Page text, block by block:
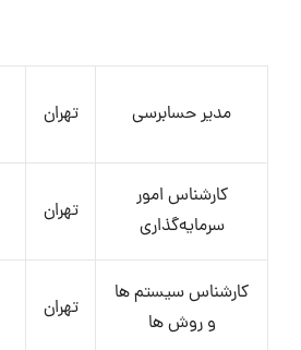
مدیر حسابرسی تهران
کارشناس امور
سرمایه‌گذاری
تهران
کارشناس سیستم ها
و روش ها
تهران